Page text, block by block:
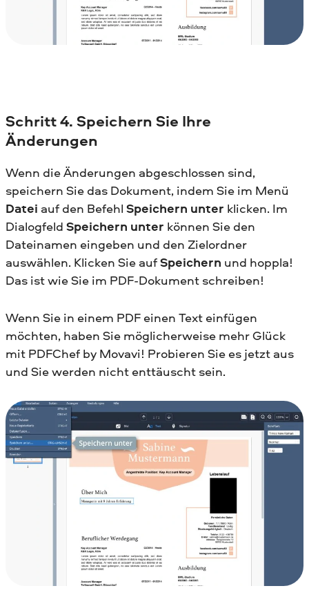
Schritt4. Speichern Sie Ihre
Änderungen
Wenn die Änderungen abgeschlossen sind,
speichern Sie das Dokument, indem Sie im Menü
Datei auf den Befehl Speichern unter klicken. Im
Dialogfeld Speichern unter können Sie den
Dateinamen eingeben und den Zielordner
auswählen. Klicken Sie aufSpeichern und hoppla!
Das ist wie Sie im PDF-Dokument schreiben!
Wenn Sie in einem PDF einen Text einfügen
möchten, haben Sie möglicherweise mehr Glück
mit PDFChef by Movavi! Probieren Sie es jetzt aus
und Sie werden nicht enttäuscht sein.